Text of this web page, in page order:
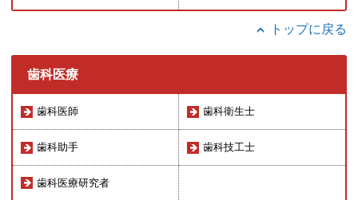
トップに戻る
歯科医療
歯科医師 歯科衛生士
歯科助手 歯科技工士
歯科医療研究者